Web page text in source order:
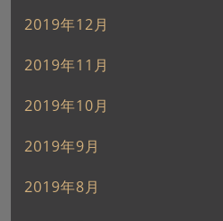
2019年12月
2019年11月
2019年10月
2019年9月
2019年8月